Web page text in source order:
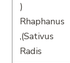
(
Rhaphanus
Sativus),
Radis